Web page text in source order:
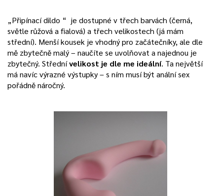
„Připínací dildo “ je dostupné v třech barvách (černá,
světle růžová a fialová) a třech velikostech (já mám
střední). Menší kousek je vhodný pro začátečníky, ale dle
mě zbytečně malý – naučíte se uvolňovat a najednou je
zbytečný. Střednívelikost je dle me ideální. Ta největší
má navíc výrazné výstupky – s ním musí být anální sex
pořádně náročný.